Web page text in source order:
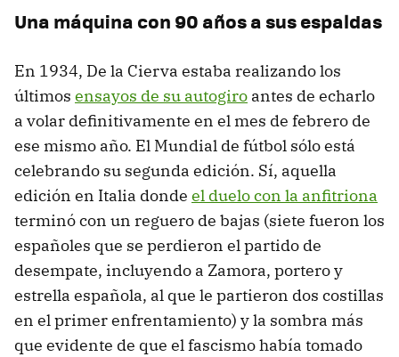
Una máquina con 90 años a sus espaldas
En 1934, De la Cierva estaba realizando los
últimos ensayos de su autogiro antes de echarlo
a volar definitivamente en el mes de febrero de
ese mismo año. El Mundial de fútbol sólo está
celebrando su segunda edición. Sí, aquella
edición en Italia donde el duelo con la anfitriona
terminó con un reguero de bajas (siete fueron los
españoles que se perdieron el partido de
desempate, incluyendo a Zamora, portero y
estrella española, al que le partieron dos costillas
en el primer enfrentamiento) y la sombra más
que evidente de que el fascismo había tomado